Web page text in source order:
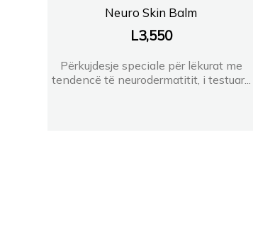
Neuro Skin Balm
L3,550
Përkujdesje speciale për lëkurat me
tendencë të neurodermatitit, i testuar...